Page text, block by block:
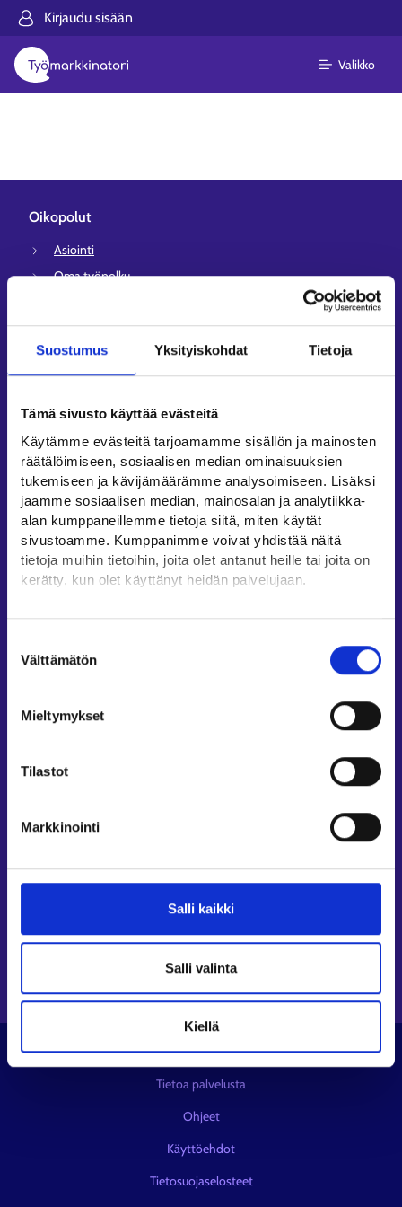
Suostumus Yksityiskohdat Tietoja
Tämä sivusto käyttää evästeitä
Käytämme evästeitä tarjoamamme sisällön ja mainosten
räätälöimiseen, sosiaalisen median ominaisuuksien
tukemiseen ja kävijämäärämme analysoimiseen. Lisäksi
jaamme sosiaalisen median, mainosalan ja analytiikka-
alan kumppaneillemme tietoja siitä, miten käytät
sivustoamme. Kumppanimme voivat yhdistää näitä
tietoja muihin tietoihin, joita olet antanut heille tai joita on
kerätty, kun olet käyttänyt heidän palvelujaan.
Löydät tietoa evästeiden käyttötarkoituksista
Lue tarkemmin
valinta
Välttämätön
Mieltymykset
Tilastot
Markkinointi
Salli kaikki
Salli valinta
Kiellä
Kirjaudu sisään
Valikko
Oikopolut
Asiointi
Oma työpolku
Avoimet työpaikat
Tietoa muilla kielillä
Työllisyysalueiden yhteystiedot
Sähköisen asioinnin tuki
Työttömyysturvaneuvonta
Yritys- ja työnantaja-asiakkaan neuvontapalvelut
Asiointi- ja Oma työpolku -osioiden ohjeet
Tuki ja palaute
Työ- ja elinkeinoministeriö⁠
Osaamispolku⁠
Seuraa meitä
LinkedIn⁠
Youtube⁠
© KEHA-keskus
Tietoa palvelusta
Ohjeet
Käyttöehdot
Tietosuojaselosteet